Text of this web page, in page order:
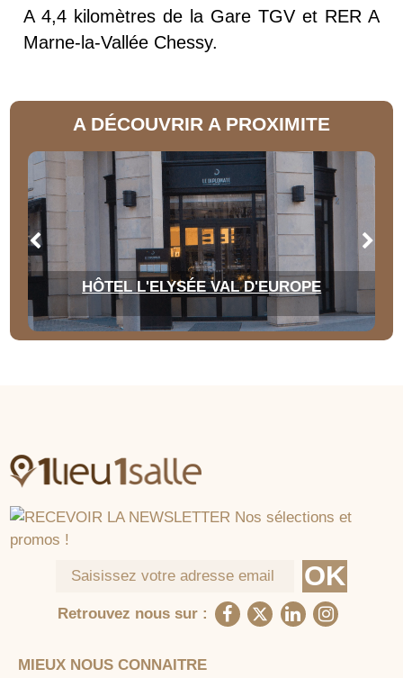
A 4,4 kilomètres de la Gare TGV et RER A
Marne-la-Vallée Chessy.
A DÉCOUVRIR A PROXIMITE
HÔTEL L'ELYSÉE VAL D'EUROPE
Retrouvez nous sur :
MIEUX NOUS CONNAITRE